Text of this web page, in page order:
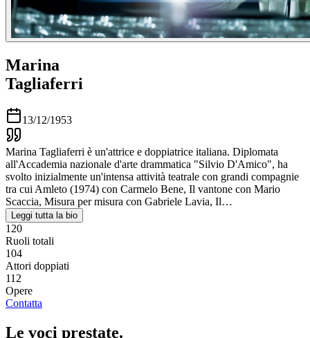
Marina
Tagliaferri
13/12/1953
Marina Tagliaferri è un'attrice e doppiatrice italiana. Diplomata
all'Accademia nazionale d'arte drammatica "Silvio D'Amico", ha
svolto inizialmente un'intensa attività teatrale con grandi compagnie
tra cui Amleto (1974) con Carmelo Bene, Il vantone con Mario
Scaccia, Misura per misura con Gabriele Lavia, Il…
Leggi tutta la bio
120
Ruoli totali
104
Attori doppiati
112
Opere
Contatta
Le voci prestate.